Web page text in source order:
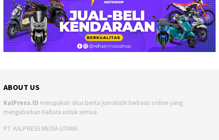
ABOUT US
KalPress.ID merupakan situs berita jurnalistik berbasis online yang
mengabarkan Kaltara untuk semua.
PT. KALPRESS MEDIA UTAMA